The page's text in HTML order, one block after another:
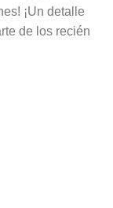
¡Un detalle
de los recién